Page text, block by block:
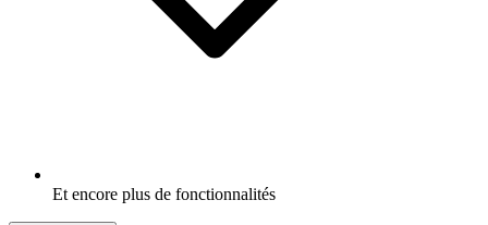
Et encore plus de fonctionnalités